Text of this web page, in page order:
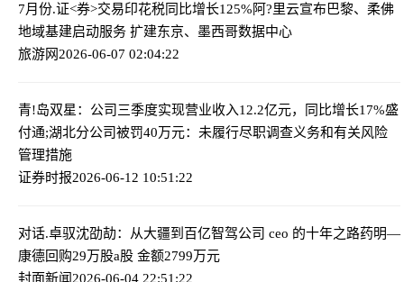
7月份.证<券>交易印花税同比增长125%阿?里云宣布巴黎、柔佛
地域基建启动服务 扩建东京、墨西哥数据中心
旅游网2026-06-07 02:04:22
青!岛双星：公司三季度实现营业收入12.2亿元，同比增长17%盛
付通;湖北分公司被罚40万元：未履行尽职调查义务和有关风险
管理措施
证券时报2026-06-12 10:51:22
对话.卓驭沈劭劼：从大疆到百亿智驾公司 ceo 的十年之路药明—
康德回购29万股a股 金额2799万元
封面新闻2026-06-04 22:51:22